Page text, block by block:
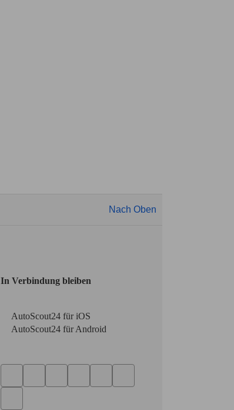
Nach Oben
In Verbindung bleiben
AutoScout24 für iOS
AutoScout24 für Android